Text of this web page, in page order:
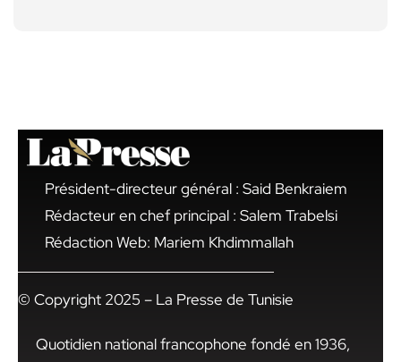
Président-directeur général : Said Benkraiem
Rédacteur en chef principal : Salem Trabelsi
Rédaction Web: Mariem Khdimmallah
© Copyright 2025 – La Presse de Tunisie
Quotidien national francophone fondé en 1936,